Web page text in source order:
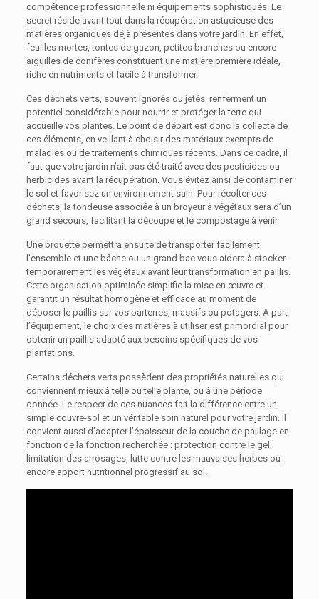
compétence professionnelle ni équipements sophistiqués. Le
secret réside avant tout dans la récupération astucieuse des
matières organiques déjà présentes dans votre jardin. En effet,
feuilles mortes, tontes de gazon, petites branches ou encore
aiguilles de conifères constituent une matière première idéale,
riche en nutriments et facile à transformer.
Ces déchets verts, souvent ignorés ou jetés, renferment un
potentiel considérable pour nourrir et protéger la terre qui
accueille vos plantes. Le point de départ est donc la collecte de
ces éléments, en veillant à choisir des matériaux exempts de
maladies ou de traitements chimiques récents. Dans ce cadre, il
faut que votre jardin n’ait pas été traité avec des pesticides ou
herbicides avant la récupération. Vous évitez ainsi de contaminer
le sol et favorisez un environnement sain. Pour récolter ces
déchets, la tondeuse associée à un broyeur à végétaux sera d’un
grand secours, facilitant la découpe et le compostage à venir.
Une brouette permettra ensuite de transporter facilement
l’ensemble et une bâche ou un grand bac vous aidera à stocker
temporairement les végétaux avant leur transformation en paillis.
Cette organisation optimisée simplifie la mise en œuvre et
garantit un résultat homogène et efficace au moment de
déposer le paillis sur vos parterres, massifs ou potagers. A part
l’équipement, le choix des matières à utiliser est primordial pour
obtenir un paillis adapté aux besoins spécifiques de vos
plantations.
Certains déchets verts possèdent des propriétés naturelles qui
conviennent mieux à telle ou telle plante, ou à une période
donnée. Le respect de ces nuances fait la différence entre un
simple couvre-sol et un véritable soin naturel pour votre jardin. Il
convient aussi d’adapter l’épaisseur de la couche de paillage en
fonction de la fonction recherchée : protection contre le gel,
limitation des arrosages, lutte contre les mauvaises herbes ou
encore apport nutritionnel progressif au sol.